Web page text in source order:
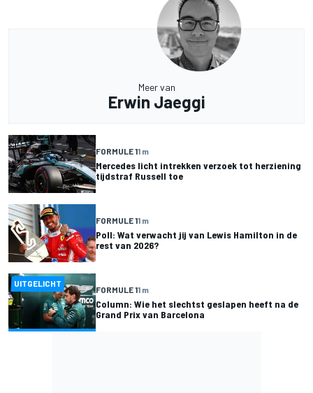
Meer van
Erwin Jaeggi
FORMULE 11 m
Mercedes licht intrekken verzoek tot herziening
tijdstraf Russell toe
FORMULE 11 m
Poll: Wat verwacht jij van Lewis Hamilton in de
rest van 2026?
UITGELICHT
FORMULE 11 m
Column: Wie het slechtst geslapen heeft na de
Grand Prix van Barcelona